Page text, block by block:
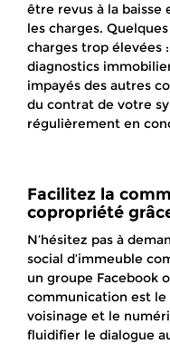
être revus à la baisse
les charges.
charges trop élevées
diagnostics
impayés des autres
du contrat de votre
régulièrement en
Facilitez la
copropriété
N’hésitez pas à
social d’immeuble
un groupe Facebook
communication est
voisinage et le
fluidifier le dialogue